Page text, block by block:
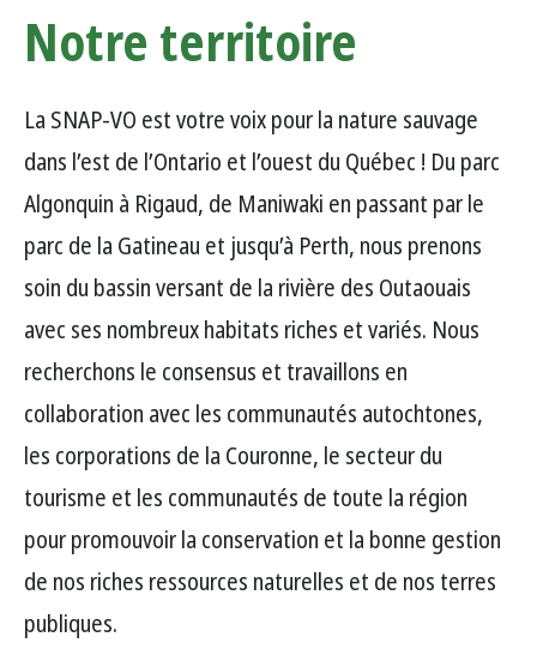
Notre territoire
La SNAP-VO est votre voix pour la nature sauvage
dans l’est de l’Ontario et l’ouest du Québec ! Du parc
Algonquin à Rigaud, de Maniwaki en passant par le
parc de la Gatineau et jusqu’à Perth, nous prenons
soin du bassin versant de la rivière des Outaouais
avec ses nombreux habitats riches et variés. Nous
recherchons le consensus et travaillons en
collaboration avec les communautés autochtones,
les corporations de la Couronne, le secteur du
tourisme et les communautés de toute la région
pour promouvoir la conservation et la bonne gestion
de nos riches ressources naturelles et de nos terres
publiques.